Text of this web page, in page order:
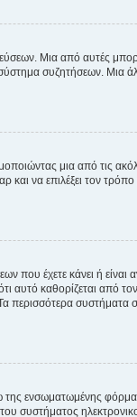
Μια από αυτές
συζητήσεων. Μια
μια από τις
να επιλέξει τον
έχετε κάνει ή είναι
αυτό καθορίζεται από
συστήματα
ενσωματωμένης
του συστήματος